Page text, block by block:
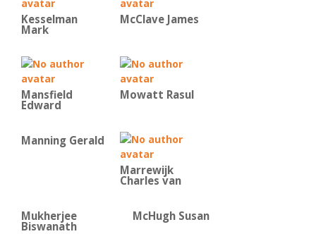
Kesselman
Mark
McClave James
Mansfield
Edward
Mowatt Rasul
Manning Gerald
Marrewijk
Charles van
Mukherjee
Biswanath
McHugh Susan